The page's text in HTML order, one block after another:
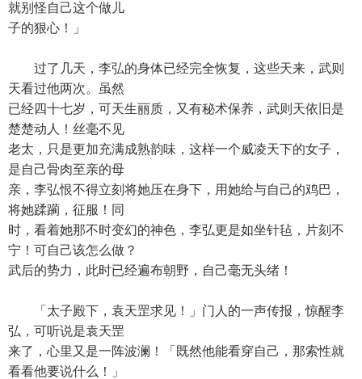
就别怪自己这个做儿
子的狠心！」
过了几天，李弘的身体已经完全恢复，这些天来，武则
天看过他两次。虽然
已经四十七岁，可天生丽质，又有秘术保养，武则天依旧是
楚楚动人！丝毫不见
老太，只是更加充满成熟韵味，这样一个威凌天下的女子，
是自己骨肉至亲的母
亲，李弘恨不得立刻将她压在身下，用她给与自己的鸡巴，
将她蹂躏，征服！同
时，看着她那不时变幻的神色，李弘更是如坐针毡，片刻不
宁！可自己该怎么做？
武后的势力，此时已经遍布朝野，自己毫无头绪！
「太子殿下，袁天罡求见！」门人的一声传报，惊醒李
弘，可听说是袁天罡
来了，心里又是一阵波澜！「既然他能看穿自己，那索性就
看看他要说什么！」